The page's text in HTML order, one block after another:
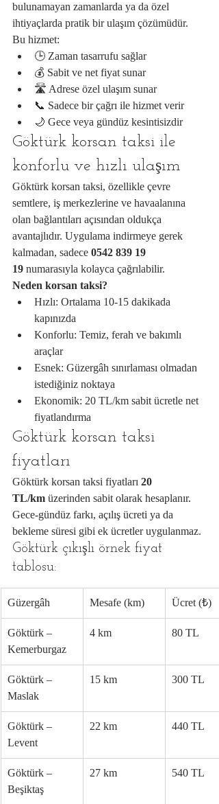
bulunamayan zamanlarda ya da özel
ihtiyaçlarda pratik bir ulaşım çözümüdür.
Bu hizmet:
🕒 Zaman tasarrufu sağlar
💰 Sabit ve net fiyat sunar
🛣 Adrese özel ulaşım sunar
📞 Sadece bir çağrı ile hizmet verir
🌙 Gece veya gündüz kesintisizdir
Göktürk korsan taksi ile
konforlu ve hızlı ulaşım
Göktürk korsan taksi, özellikle çevre
semtlere, iş merkezlerine ve havaalanına
olan bağlantıları açısından oldukça
avantajlıdır. Uygulama indirmeye gerek
kalmadan, sadece 0542 839 19
19 numarasıyla kolayca çağrılabilir.
Neden korsan taksi?
Hızlı: Ortalama 10-15 dakikada
kapınızda
Konforlu: Temiz, ferah ve bakımlı
araçlar
Esnek: Güzergâh sınırlaması olmadan
istediğiniz noktaya
Ekonomik: 20 TL/km sabit ücretle net
fiyatlandırma
Göktürk korsan taksi
fiyatları
Göktürk korsan taksi fiyatları 20
TL/km üzerinden sabit olarak hesaplanır.
Gece-gündüz farkı, açılış ücreti ya da
bekleme süresi gibi ek ücretler uygulanmaz.
Göktürk çıkışlı örnek fiyat
tablosu:
Güzergâh Mesafe (km) Ücret (₺)
Göktürk –
Kemerburgaz
4 km 80 TL
Göktürk –
Maslak
15 km 300 TL
Göktürk –
Levent
22 km 440 TL
Göktürk –
Beşiktaş
27 km 540 TL